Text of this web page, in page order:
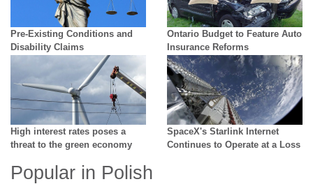
Pre-Existing Conditions and
Disability Claims
Ontario Budget to Feature Auto
Insurance Reforms
High interest rates poses a
threat to the green economy
SpaceX's Starlink Internet
Continues to Operate at a Loss
Popular in Polish